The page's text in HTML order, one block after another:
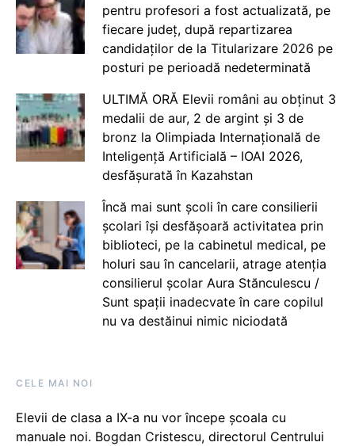
pentru profesori a fost actualizată, pe
fiecare județ, după repartizarea
candidaților de la Titularizare 2026 pe
posturi pe perioadă nedeterminată
ULTIMĂ ORĂ Elevii români au obținut 3
medalii de aur, 2 de argint și 3 de
bronz la Olimpiada Internațională de
Inteligență Artificială – IOAI 2026,
desfășurată în Kazahstan
Încă mai sunt școli în care consilierii
școlari își desfășoară activitatea prin
biblioteci, pe la cabinetul medical, pe
holuri sau în cancelarii, atrage atenția
consilierul școlar Aura Stănculescu /
Sunt spații inadecvate în care copilul
nu va destăinui nimic niciodată
CELE MAI NOI
Elevii de clasa a IX-a nu vor începe școala cu
manuale noi. Bogdan Cristescu, directorul Centrului